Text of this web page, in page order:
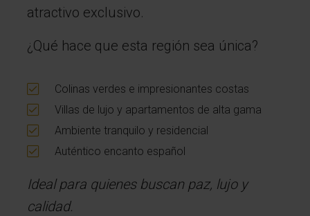
atractivo exclusivo.
¿Qué hace que esta región sea única?
Colinas verdes e impresionantes costas
Villas de lujo y apartamentos de alta gama
Ambiente tranquilo y residencial
Auténtico encanto español
Ideal para quienes buscan paz, lujo y
calidad.